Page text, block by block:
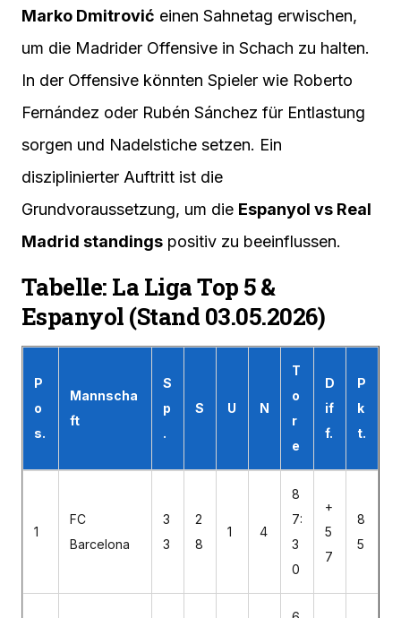
Marko Dmitrović einen Sahnetag erwischen,
um die Madrider Offensive in Schach zu halten.
In der Offensive könnten Spieler wie Roberto
Fernández oder Rubén Sánchez für Entlastung
sorgen und Nadelstiche setzen. Ein
disziplinierter Auftritt ist die
Grundvoraussetzung, um die Espanyol vs Real
Madrid standings positiv zu beeinflussen.
Tabelle: La Liga Top 5 &
Espanyol (Stand 03.05.2026)
P
o
s.
Mannscha
ft
S
p
.
S U N
T
o
r
e
D
if
f.
P
k
t.
1
FC
Barcelona
3
3
2
8
1 4
8
7:
3
0
+
5
7
8
5